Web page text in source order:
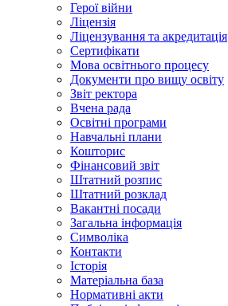
Герої війни
Ліцензія
Ліцензування та акредитація
Сертифікати
Мова освітнього процесу
Документи про вищу освіту
Звіт ректора
Вчена рада
Освітні програми
Навчальні плани
Кошторис
Фінансовий звіт
Штатний розпис
Штатний розклад
Вакантні посади
Загальна інформація
Символіка
Контакти
Історія
Матеріальна база
Нормативні акти